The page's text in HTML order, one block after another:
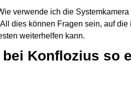
verwende ich die
dies können Fragen sein, auf
weiterhelfen kann.
Konflozius so